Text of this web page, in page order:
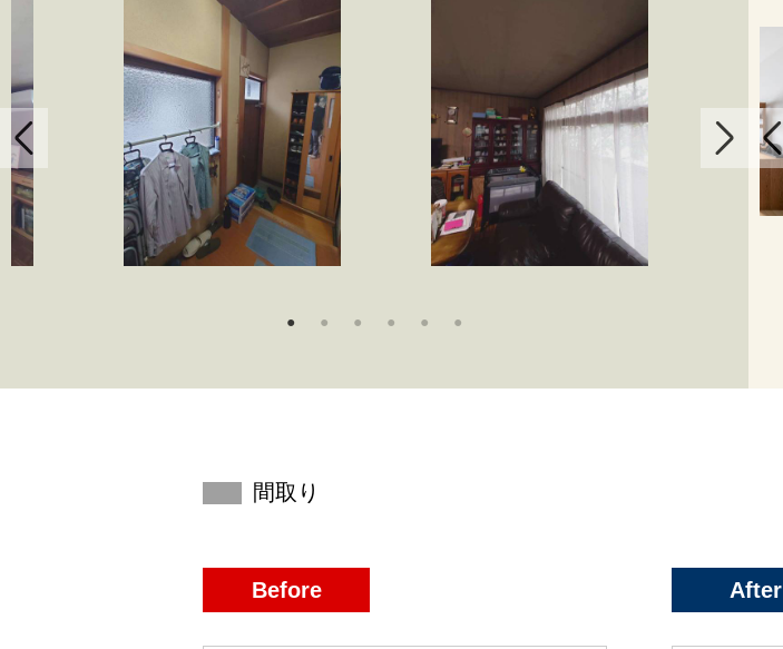
間取り
Before After